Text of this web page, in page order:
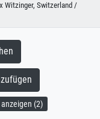
Witzinger, Switzerland /
(2)